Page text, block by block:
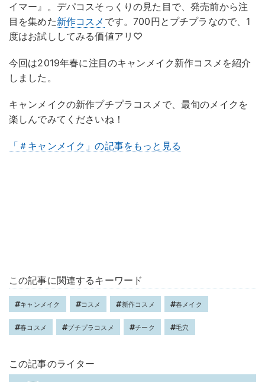
イマー』。デパコスそっくりの見た目で、発売前から注
目を集めた新作コスメ です。700円とプチプラなので、1
度はお試ししてみる価値アリ♡
今回は2019年春に注目のキャンメイク新作コスメを紹介
しました。
キャンメイクの新作プチプラコスメで、最旬のメイクを
楽しんでみてくださいね！
「＃キャンメイク」の記事をもっと見る
この記事に関連するキーワード
キャンメイク コスメ 新作コスメ 春メイク
春コスメ プチプラコスメ チーク 毛穴
この記事のライター